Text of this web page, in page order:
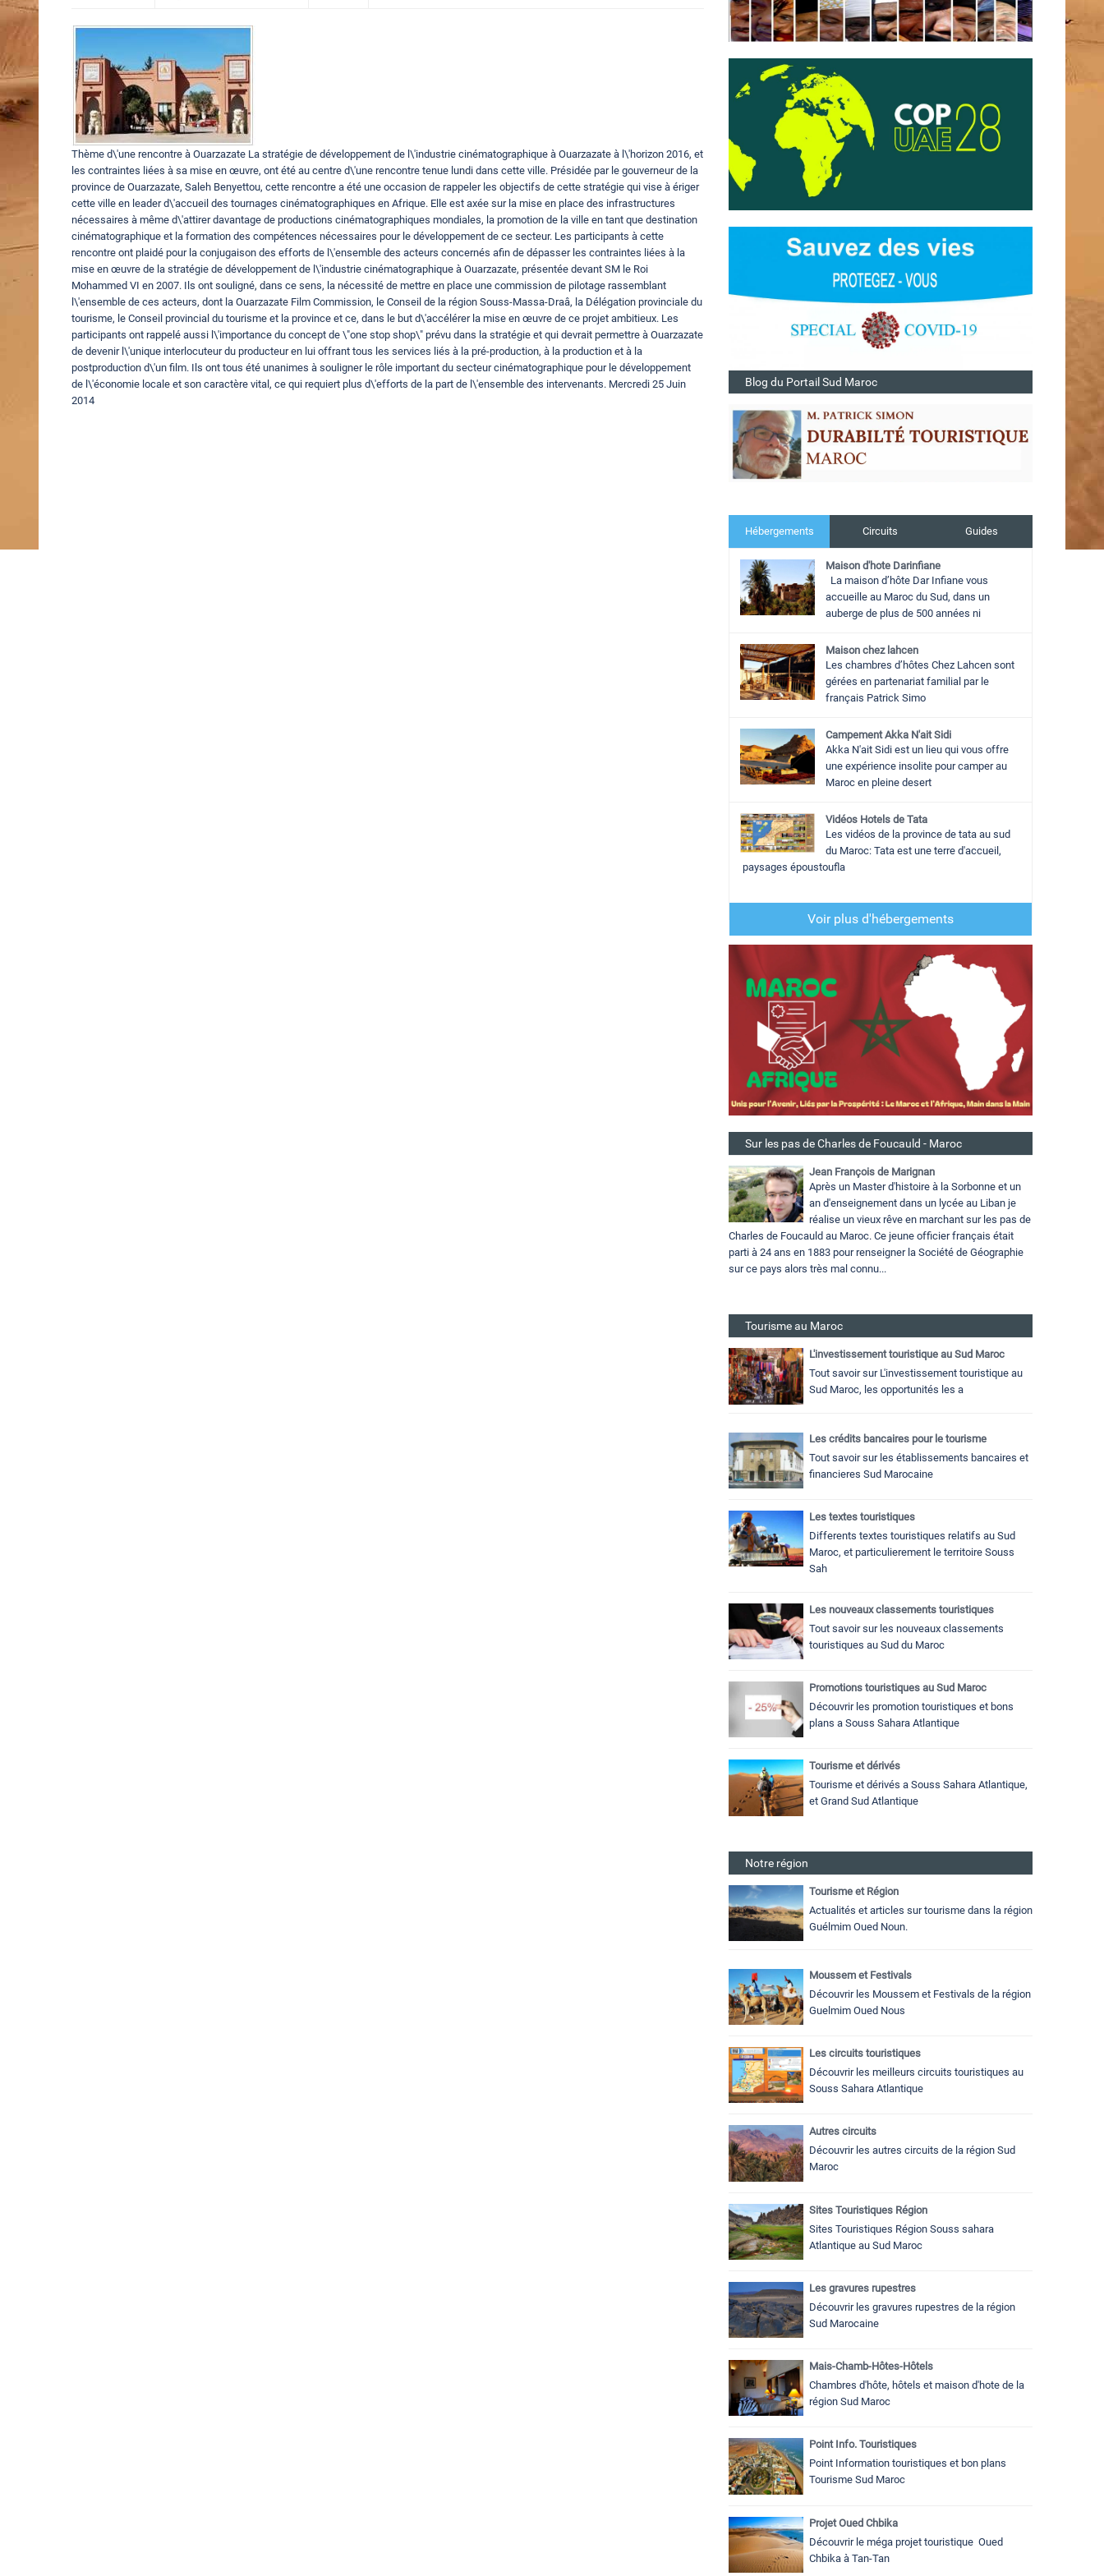
Thème d\'une rencontre à Ouarzazate La stratégie de développement de l\'industrie cinématographique à Ouarzazate à l\'horizon 2016, et
les contraintes liées à sa mise en œuvre, ont été au centre d\'une rencontre tenue lundi dans cette ville. Présidée par le gouverneur de la
province de Ouarzazate, Saleh Benyettou, cette rencontre a été une occasion de rappeler les objectifs de cette stratégie qui vise à ériger
cette ville en leader d\'accueil des tournages cinématographiques en Afrique. Elle est axée sur la mise en place des infrastructures
nécessaires à même d\'attirer davantage de productions cinématographiques mondiales, la promotion de la ville en tant que destination
cinématographique et la formation des compétences nécessaires pour le développement de ce secteur. Les participants à cette
rencontre ont plaidé pour la conjugaison des efforts de l\'ensemble des acteurs concernés afin de dépasser les contraintes liées à la
mise en œuvre de la stratégie de développement de l\'industrie cinématographique à Ouarzazate, présentée devant SM le Roi
Mohammed VI en 2007. Ils ont souligné, dans ce sens, la nécessité de mettre en place une commission de pilotage rassemblant
l\'ensemble de ces acteurs, dont la Ouarzazate Film Commission, le Conseil de la région Souss-Massa-Draâ, la Délégation provinciale du
tourisme, le Conseil provincial du tourisme et la province et ce, dans le but d\'accélérer la mise en œuvre de ce projet ambitieux. Les
participants ont rappelé aussi l\'importance du concept de \"one stop shop\" prévu dans la stratégie et qui devrait permettre à Ouarzazate
de devenir l\'unique interlocuteur du producteur en lui offrant tous les services liés à la pré-production, à la production et à la
postproduction d\'un film. Ils ont tous été unanimes à souligner le rôle important du secteur cinématographique pour le développement
de l\'économie locale et son caractère vital, ce qui requiert plus d\'efforts de la part de l\'ensemble des intervenants. Mercredi 25 Juin
2014
Blog du Portail Sud Maroc
Hébergements Circuits Guides
Maison d'hote Darinfiane
La maison d’hôte Dar Infiane vous
accueille au Maroc du Sud, dans un
auberge de plus de 500 années ni
Maison chez lahcen
Les chambres d’hôtes Chez Lahcen sont
gérées en partenariat familial par le
français Patrick Simo
Campement Akka N'ait Sidi
Akka N'ait Sidi est un lieu qui vous offre
une expérience insolite pour camper au
Maroc en pleine desert
Vidéos Hotels de Tata
Les vidéos de la province de tata au sud
du Maroc: Tata est une terre d'accueil,
paysages époustoufla
Voir plus d'hébergements
Sur les pas de Charles de Foucauld - Maroc
Jean François de Marignan
Après un Master d'histoire à la Sorbonne et un
an d'enseignement dans un lycée au Liban je
réalise un vieux rêve en marchant sur les pas de
Charles de Foucauld au Maroc. Ce jeune officier français était
parti à 24 ans en 1883 pour renseigner la Société de Géographie
sur ce pays alors très mal connu...
Tourisme au Maroc
L'investissement touristique au Sud Maroc
Tout savoir sur L'investissement touristique au
Sud Maroc, les opportunités les a
Les crédits bancaires pour le tourisme
Tout savoir sur les établissements bancaires et
financieres Sud Marocaine
Les textes touristiques
Differents textes touristiques relatifs au Sud
Maroc, et particulierement le territoire Souss
Sah
Les nouveaux classements touristiques
Tout savoir sur les nouveaux classements
touristiques au Sud du Maroc
Promotions touristiques au Sud Maroc
Découvrir les promotion touristiques et bons
plans a Souss Sahara Atlantique
Tourisme et dérivés
Tourisme et dérivés a Souss Sahara Atlantique,
et Grand Sud Atlantique
Notre région
Tourisme et Région
Actualités et articles sur tourisme dans la région
Guélmim Oued Noun.
Moussem et Festivals
Découvrir les Moussem et Festivals de la région
Guelmim Oued Nous
Les circuits touristiques
Découvrir les meilleurs circuits touristiques au
Souss Sahara Atlantique
Autres circuits
Découvrir les autres circuits de la région Sud
Maroc
Sites Touristiques Région
Sites Touristiques Région Souss sahara
Atlantique au Sud Maroc
Les gravures rupestres
Découvrir les gravures rupestres de la région
Sud Marocaine
Mais-Chamb-Hôtes-Hôtels
Chambres d'hôte, hôtels et maison d'hote de la
région Sud Maroc
Point Info. Touristiques
Point Information touristiques et bon plans
Tourisme Sud Maroc
Projet Oued Chbika
Découvrir le méga projet touristique Oued
Chbika à Tan-Tan